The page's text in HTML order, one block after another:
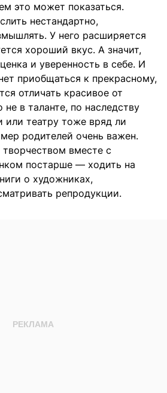
это может показаться.
нестандартно,
У него расширяется
хороший вкус. А значит,
и уверенность в себе. И
приобщаться к прекрасному,
отличать красивое от
в таланте, по наследству
театру тоже вряд ли
родителей очень важен.
вместе с
постарше — ходить на
о художниках,
репродукции.